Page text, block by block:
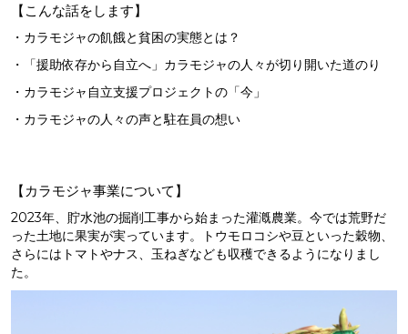
【こんな話をします】
・カラモジャの飢餓と貧困の実態とは？
・「援助依存から自立へ」カラモジャの人々が切り開いた道のり
・カラモジャ自立支援プロジェクトの「今」
・カラモジャの人々の声と駐在員の想い
【カラモジャ事業について】
2023年、貯水池の掘削工事から始まった灌漑農業。今では荒野だ
った土地に果実が実っています。トウモロコシや豆といった穀物、
さらにはトマトやナス、玉ねぎなども収穫できるようになりまし
た。